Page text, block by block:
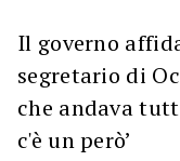
Il governo
segretario di
che andava
c'è un però’